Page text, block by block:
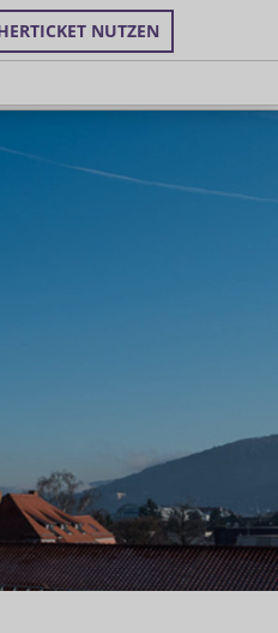
NUTZEN
buchen!